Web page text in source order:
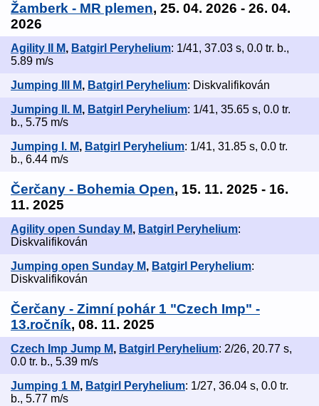
Žamberk - MR plemen, 25. 04. 2026 - 26. 04.
2026
Agility II M, Batgirl Peryhelium: 1/41, 37.03 s, 0.0 tr. b.,
5.89 m/s
Jumping III M, Batgirl Peryhelium: Diskvalifikován
Jumping II. M, Batgirl Peryhelium: 1/41, 35.65 s, 0.0 tr.
b., 5.75 m/s
Jumping I. M, Batgirl Peryhelium: 1/41, 31.85 s, 0.0 tr.
b., 6.44 m/s
Čerčany - Bohemia Open, 15. 11. 2025 - 16.
11. 2025
Agility open Sunday M, Batgirl Peryhelium:
Diskvalifikován
Jumping open Sunday M, Batgirl Peryhelium:
Diskvalifikován
Čerčany - Zimní pohár 1 "Czech Imp" -
13.ročník, 08. 11. 2025
Czech Imp Jump M, Batgirl Peryhelium: 2/26, 20.77 s,
0.0 tr. b., 5.39 m/s
Jumping 1 M, Batgirl Peryhelium: 1/27, 36.04 s, 0.0 tr.
b., 5.77 m/s